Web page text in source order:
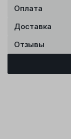
Оплата
Доставка
Отзывы